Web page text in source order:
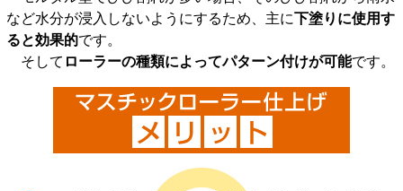
など水分が浸入しないようにするため、主に下塗りに使用す
ると効果的です。
そして ローラーの種類によってパターン付けが可能です。